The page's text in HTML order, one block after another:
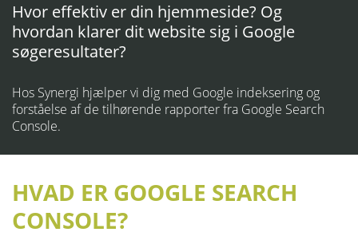
Hvor effektiv er din hjemmeside? Og
hvordan klarer dit website sig i Google
søgeresultater?
Hos Synergi hjælper vi dig med Google indeksering og
forståelse af de tilhørende rapporter fra Google Search
Console.
HVAD ER GOOGLE SEARCH
CONSOLE?